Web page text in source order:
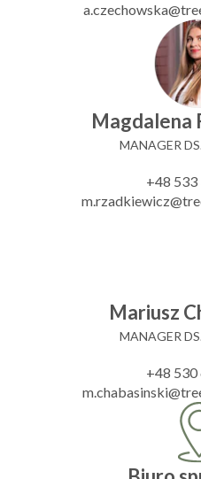
Magdalena
MANAGER
+48 533
Mariusz
MANAGER
+48 530